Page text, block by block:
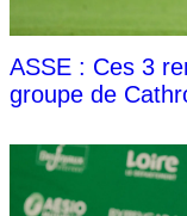
ASSE : Ces 3
groupe de